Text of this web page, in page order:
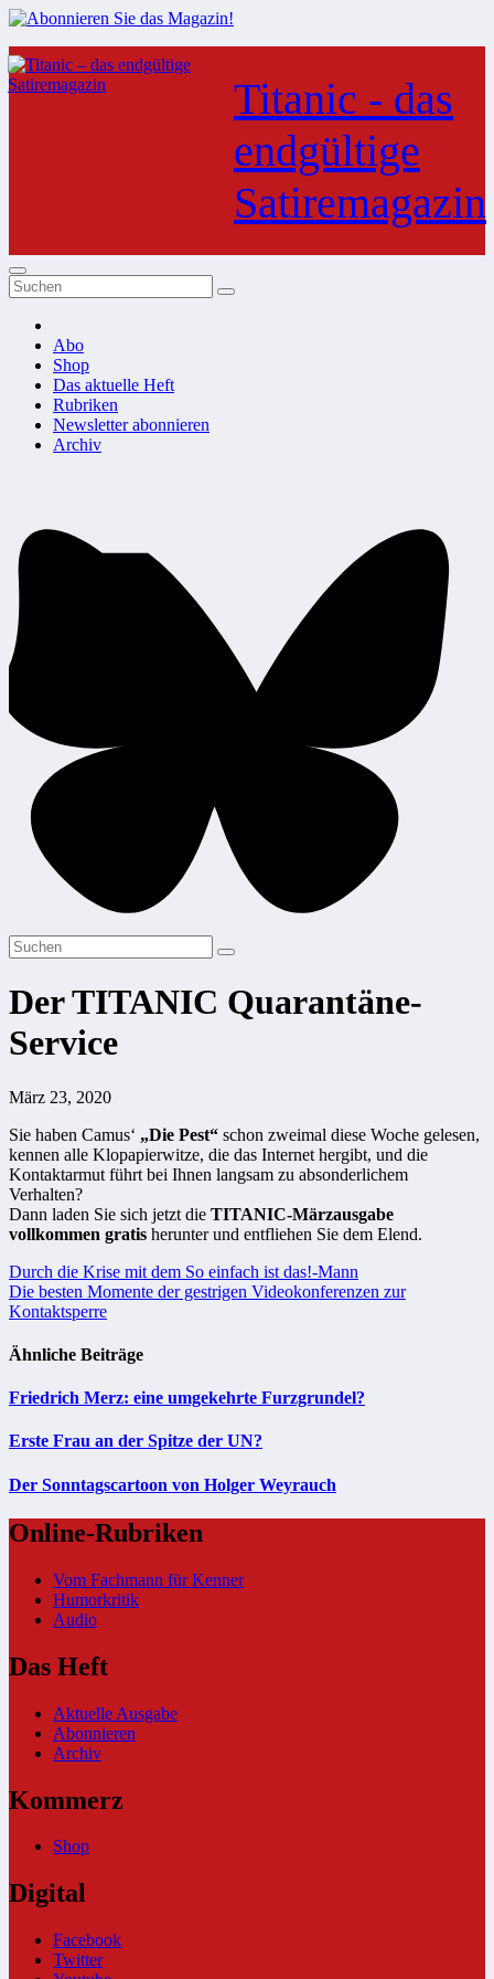
Zum
Inhalt
springen
Titanic - das
endgültige
Satiremagazin
Abo
Shop
Das aktuelle Heft
Rubriken
Newsletter abonnieren
Archiv
Der TITANIC Quarantäne-
Service
März 23, 2020
Sie haben Camus‘ „Die Pest“ schon zweimal diese Woche gelesen,
kennen alle Klopapierwitze, die das Internet hergibt, und die
Kontaktarmut führt bei Ihnen langsam zu absonderlichem
Verhalten?
Dann laden Sie sich jetzt die TITANIC-Märzausgabe
vollkommen gratis herunter und entfliehen Sie dem Elend.
Beitragsnavigation
Durch die Krise mit dem So einfach ist das!-Mann
Die besten Momente der gestrigen Videokonferenzen zur
Kontaktsperre
Ähnliche Beiträge
Friedrich Merz: eine umgekehrte Furzgrundel?
Erste Frau an der Spitze der UN?
Der Sonntagscartoon von Holger Weyrauch
Online-Rubriken
Vom Fachmann für Kenner
Humorkritik
Audio
Das Heft
Aktuelle Ausgabe
Abonnieren
Archiv
Kommerz
Shop
Digital
Facebook
Twitter